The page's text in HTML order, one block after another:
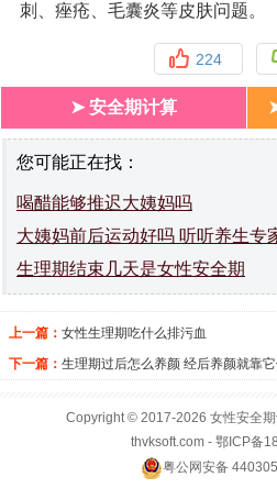
刺、痤疮、毛囊炎等皮肤问题。
224
➤ 安全期计算
您可能正在找：
喝醋能够推迟大姨妈吗
大姨妈前后运动好吗 听听养生专
生理期结束几天是女性安全期
上一篇： 女性生理期吃什么排污血
下一篇： 生理期过后怎么养颜 经后养颜就靠
Copyright © 2017-2026 女性安全期
thvksoft.com - 鄂ICP备
粤公网安备